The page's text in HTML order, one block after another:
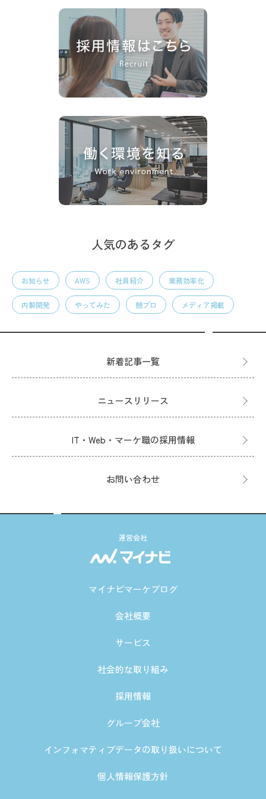
人気のあるタグ
お知らせ AWS 社員紹介 業務効率化
内製開発 やってみた 競プロ メディア掲載
新着記事一覧
ニュースリリース
IT・Web・マーケ職の採用情報
お問い合わせ
運営会社
マイナビマーケブログ
会社概要
サービス
社会的な取り組み
採用情報
グループ会社
インフォマティブデータの取り扱いについて
個人情報保護方針